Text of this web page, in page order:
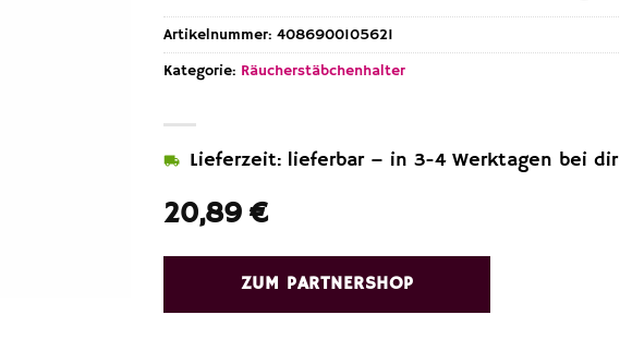
20,89 €
Lieferzeit: lieferbar – in 3-4 Werktagen bei dir
ZUM PARTNERSHOP
Artikelnummer:4086900105621
Kategorie: Räucherstäbchenhalter